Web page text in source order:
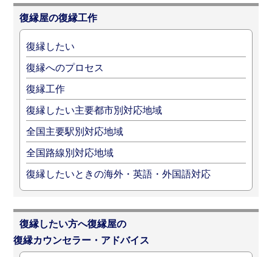
復縁屋の復縁工作
復縁したい
復縁へのプロセス
復縁工作
復縁したい主要都市別対応地域
全国主要駅別対応地域
全国路線別対応地域
復縁したいときの海外・英語・外国語対応
復縁したい方へ復縁屋の
復縁カウンセラー・アドバイス